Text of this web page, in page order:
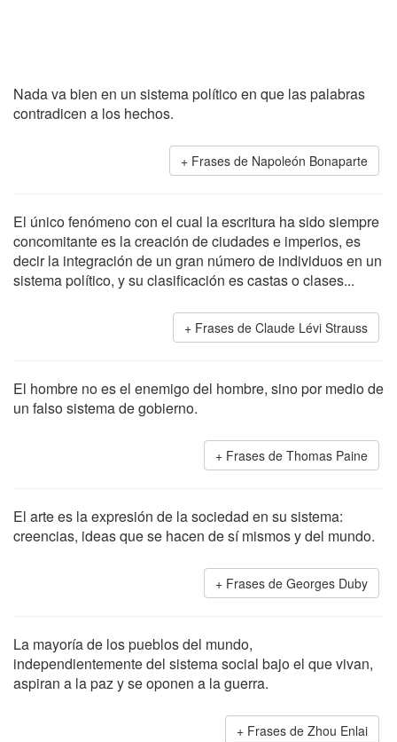
Nada va bien en un sistema político en que las palabras
contradicen a los hechos.
Frases de Napoleón Bonaparte
El único fenómeno con el cual la escritura ha sido siempre
concomitante es la creación de ciudades e imperios, es
decir la integración de un gran número de individuos en un
sistema político, y su clasificación es castas o clases...
Frases de Claude Lévi Strauss
El hombre no es el enemigo del hombre, sino por medio de
un falso sistema de gobierno.
Frases de Thomas Paine
El arte es la expresión de la sociedad en su sistema:
creencias, ideas que se hacen de sí mismos y del mundo.
Frases de Georges Duby
La mayoría de los pueblos del mundo,
independientemente del sistema social bajo el que vivan,
aspiran a la paz y se oponen a la guerra.
Frases de Zhou Enlai